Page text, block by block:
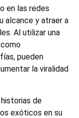
en las redes
alcance y atraer a
Al utilizar una
pueden
la viralidad
de
exóticos en su